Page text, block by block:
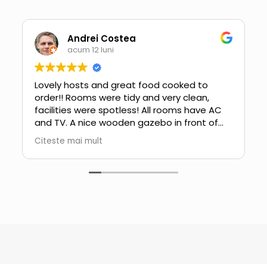
Andrei Costea
acum 12 luni
Lovely hosts and great food cooked to
order!! Rooms were tidy and very clean,
facilities were spotless! All rooms have AC
and TV. A nice wooden gazebo in front of
the property.
If you are looking for a quiet place for your
vacation and a chance to visit Sf.
Gheorghe's history then this is the place.
Citeste mai mult